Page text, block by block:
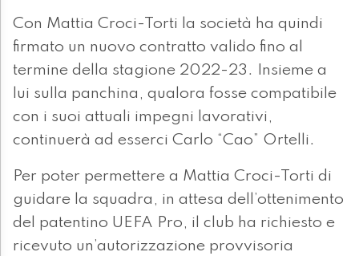
Con Mattia Croci-Torti la società ha quindi
firmato un nuovo contratto valido fino al
termine della stagione 2022-23. Insieme a
lui sulla panchina, qualora fosse compatibile
con i suoi attuali impegni lavorativi,
continuerà ad esserci Carlo “Cao” Ortelli.
Per poter permettere a Mattia Croci-Torti di
guidare la squadra, in attesa dell’ottenimento
del patentino UEFA Pro, il club ha richiesto e
ricevuto un’autorizzazione provvisoria